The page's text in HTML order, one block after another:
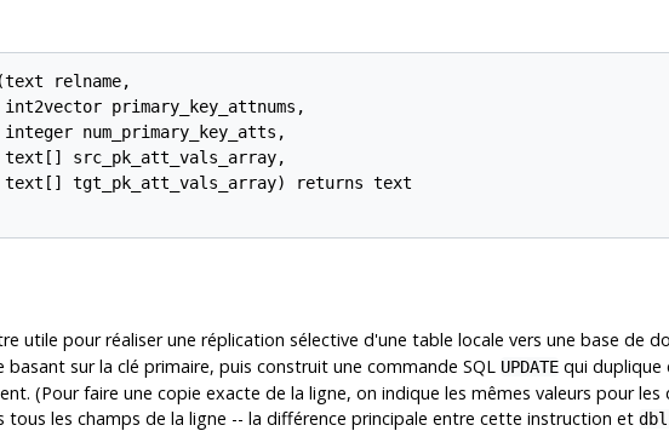
relname,
primary_key_attnums,
num_primary_key_atts,
src_pk_att_vals_array,
tgt_pk_att_vals_array) returns text
utile pour réaliser une réplication sélective d'une table locale vers une base de
sur la clé primaire, puis construit une commande SQL UPDATE qui duplique
(Pour faire une copie exacte de la ligne, on indique les mêmes valeurs pour
les champs de la ligne -- la différence principale entre cette instruction et